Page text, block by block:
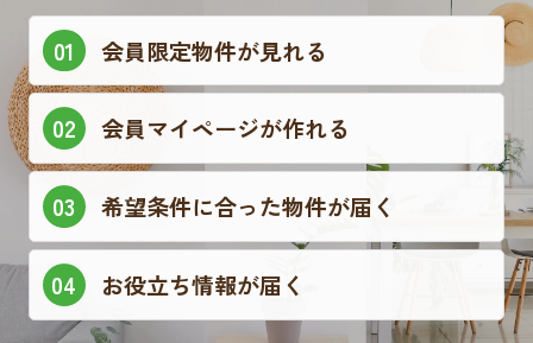
会員限定物件が見れる
会員マイページが作れる
希望条件に合った物件が届く
お役立ち情報が届く